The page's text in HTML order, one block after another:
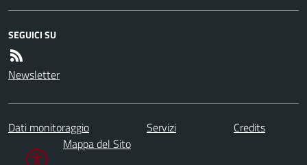
SEGUICI SU
Newsletter
Dati monitoraggio Servizi
Credits
Mappa del Sito